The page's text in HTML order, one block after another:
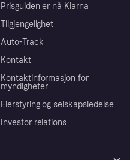
Prisguiden er nå Klarna
Tilgjengelighet
Auto-Track
Kontakt
Kontaktinformasjon for
myndigheter
Eierstyring og selskapsledelse
Investor relations